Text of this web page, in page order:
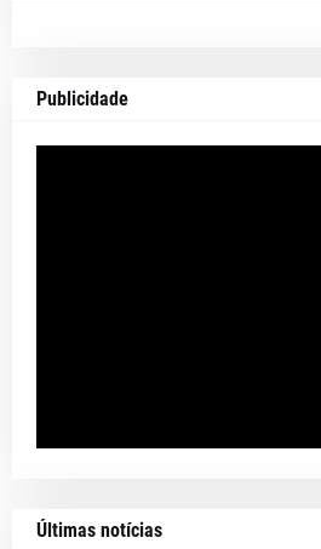
Publicidade
Últimas notícias